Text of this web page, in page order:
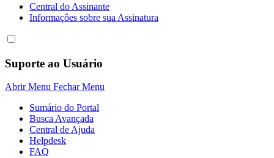
Central do Assinante
Informaçôes sobre sua Assinatura
Suporte ao Usuário
Abrir Menu Fechar Menu
Sumário do Portal
Busca Avançada
Central de Ajuda
Helpdesk
FAQ